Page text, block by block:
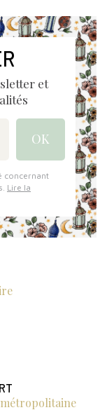
et
concernant
Lire la
métropolitaine